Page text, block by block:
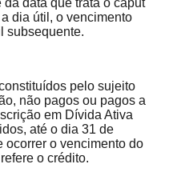
dia útil, o vencimento
subsequente.
pelo sujeito
não pagos ou pagos a
em Dívida Ativa
até o dia 31 de
ocorrer o vencimento do
o crédito.